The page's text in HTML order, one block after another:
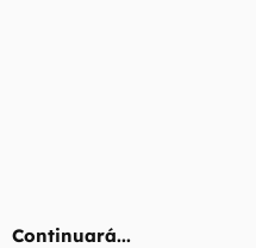
Continuará...